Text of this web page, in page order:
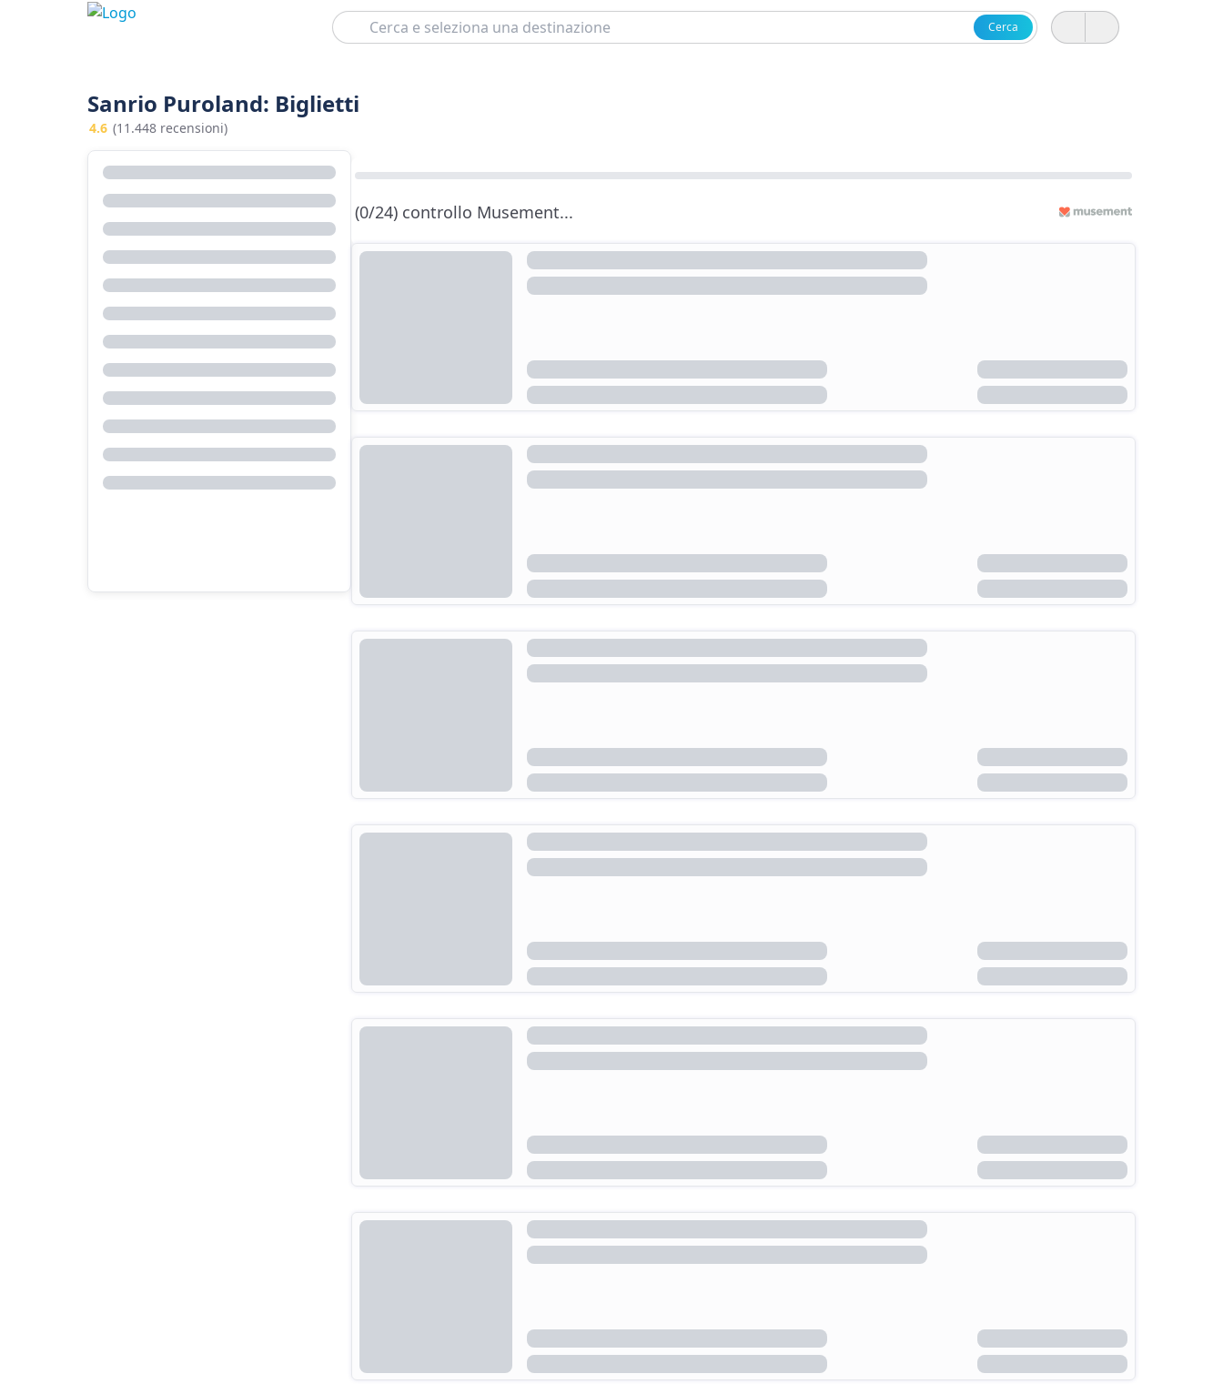
Cerca
Cerca
Sanrio Puroland: Biglietti
4.6 (11.448 recensioni)
(0/24) controllo Musement...